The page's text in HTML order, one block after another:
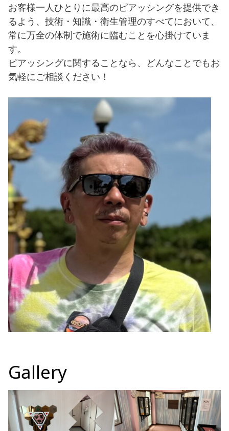
お客様一人ひとりに最高のピアッシングを提供でき
るよう、技術・知識・衛生管理のすべてにおいて、
常に万全の体制で施術に臨むことを心掛けていま
す。
ピアッシングに関することなら、どんなことでもお
気軽にご相談ください！
Gallery